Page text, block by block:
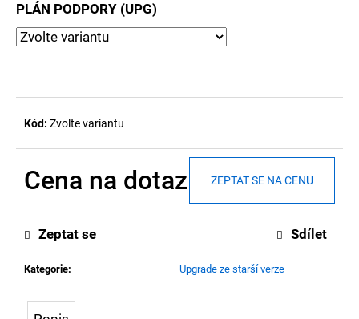
PLÁN PODPORY (UPG)
Kód: Zvolte variantu
Cena na dotaz ZEPTAT SE NA CENU
Kategorie: Upgrade ze starší verze
Zeptat se Sdílet
D
o
p
o
r
u
č